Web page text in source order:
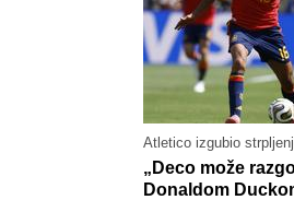
Atletico izgubio
„Deco može
Donaldom